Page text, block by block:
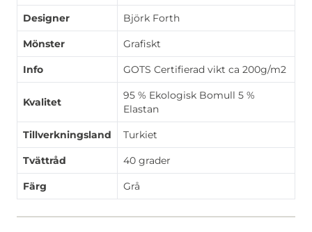
Designer Björk Forth
Mönster Grafiskt
Info GOTS Certifierad vikt ca 200g/m2
Kvalitet
95 % Ekologisk Bomull 5 %
Elastan
Tillverkningsland Turkiet
Tvättråd 40 grader
Färg Grå